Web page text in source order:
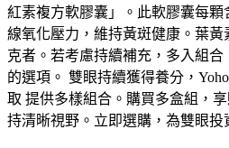
紅素複方軟膠囊」。此軟膠囊每
線氧化壓力，維持黃斑健康。葉黃
克者。若考慮持續補充，多入組
的選項。 雙眼持續獲得養分，
取 提供多樣組合。購買多盒組，
持清晰視野。立即選購，為雙眼投